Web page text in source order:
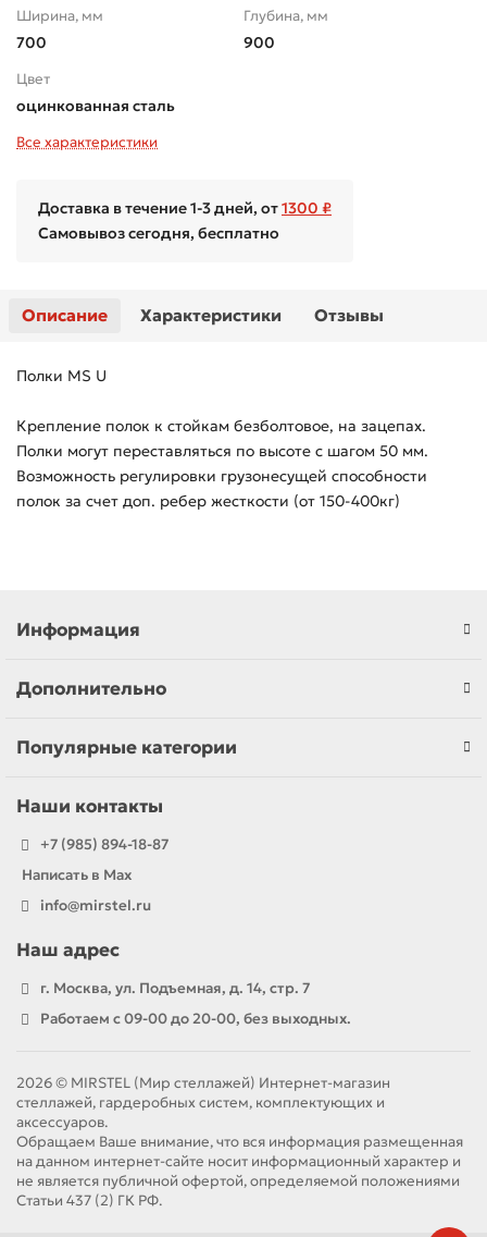
Ширина, мм
700
Глубина, мм
900
Цвет
оцинкованная сталь
Все характеристики
Доставка в течение 1-3 дней, от1300 ₽
Самовывоз сегодня, бесплатно
Описание Характеристики Отзывы
Полки MS U
Крепление полок к стойкам безболтовое, на зацепах.
Полки могут переставляться по высоте с шагом 50 мм.
Возможность регулировки грузонесущей способности
полок за счет доп. ребер жесткости (от 150-400кг)
Информация
Дополнительно
Популярные категории
Наши контакты
+7 (985) 894-18-87
Написать в Max
info@mirstel.ru
Наш адрес
г. Москва, ул. Подъемная, д. 14, стр. 7
Работаем с 09-00 до 20-00, без выходных.
2026 © MIRSTEL (Мир стеллажей) Интернет-магазин
стеллажей, гардеробных систем, комплектующих и
аксессуаров.
Обращаем Ваше внимание, что вся информация размещенная
на данном интернет-сайте носит информационный характер и
не является публичной офертой, определяемой положениями
Статьи 437 (2) ГК РФ.